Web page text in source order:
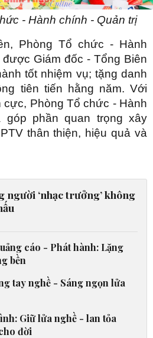
- Hành chính - Quản trị
Phòng Tổ chức - Hành
Giám đốc - Tổng Biên
tốt nhiệm vụ; tặng danh
tiên tiến hằng năm. Với
Phòng Tổ chức - Hành
phần quan trọng xây
thân thiện, hiệu quả và
người ‘nhạc trưởng’ không
cáo - Phát hành: Lặng
bền
tay nghề - Sáng ngọn lửa
Giữ lửa nghề - lan tỏa
đời